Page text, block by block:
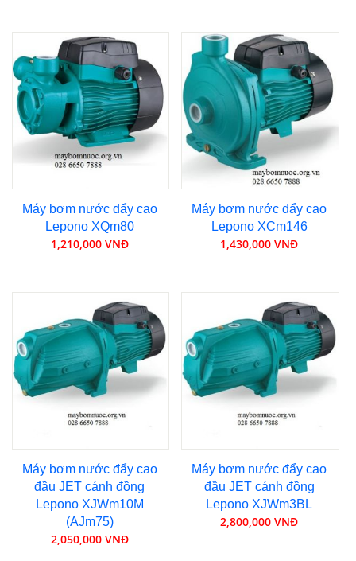
Máy bơm nước đẩy cao
Lepono XQm80
1,210,000 VNĐ
Máy bơm nước đẩy cao
Lepono XCm146
1,430,000 VNĐ
Máy bơm nước đẩy cao
đầu JET cánh đồng
Lepono XJWm10M
(AJm75)
2,050,000 VNĐ
Máy bơm nước đẩy cao
đầu JET cánh đồng
Lepono XJWm3BL
2,800,000 VNĐ